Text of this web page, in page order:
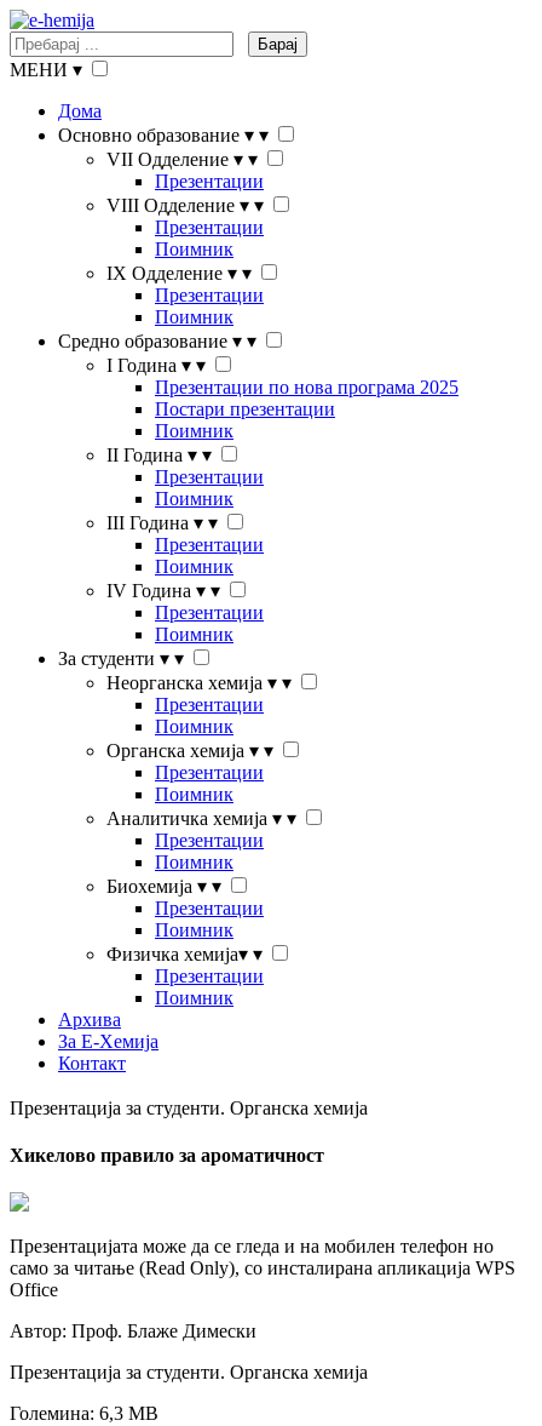
Барај
МЕНИ ▾
Дома
Основно образование ▾ ▾
VII Одделение ▾ ▾
Презентации
VIII Одделение ▾ ▾
Презентации
Поимник
IX Одделение ▾ ▾
Презентации
Поимник
Средно образование ▾ ▾
I Година ▾ ▾
Презентации по нова програма 2025
Постари презентации
Поимник
II Година ▾ ▾
Презентации
Поимник
III Година ▾ ▾
Презентации
Поимник
IV Година ▾ ▾
Презентации
Поимник
За студенти ▾ ▾
Неорганска хемија ▾ ▾
Презентации
Поимник
Органска хемија ▾ ▾
Презентации
Поимник
Аналитичка хемија ▾ ▾
Презентации
Поимник
Биохемија ▾ ▾
Презентации
Поимник
Физичка хемија▾ ▾
Презентации
Поимник
Архива
За Е-Хемија
Контакт
Презентација за студенти. Органска хемија
Хикелово правило за ароматичност
Презентацијата може да се гледа и на мобилен телефон но
само за читање (Read Only), со инсталирана апликација WPS
Office
Автор: Проф. Блаже Димески
Презентација за студенти. Oрганска хемија
Големина: 6,3 МB